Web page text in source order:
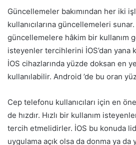
Güncellemeler bakımından her iki
kullanıcılarına güncellemeleri
güncellemelere hâkim bir kullanım
isteyenler tercihlerini İOS’dan yana
İOS cihazlarında yüzde doksan en
kullanılabilir. Android ’de bu oran
Cep telefonu kullanıcıları için en
de hızdır. Hızlı bir kullanım
tercih etmelidirler. İOS bu konuda
uygulama açık olsa da donma ya